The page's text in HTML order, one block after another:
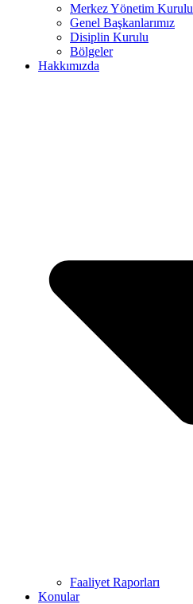
Merkez Yönetim Kurulu
Genel Başkanlarımız
Disiplin Kurulu
Bölgeler
Hakkımızda
Faaliyet Raporları
Konular